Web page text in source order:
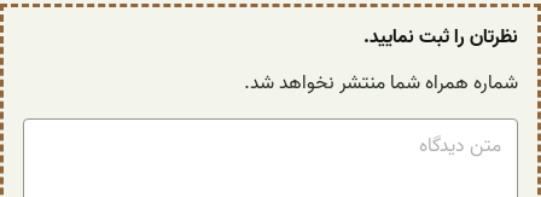
نظرتان را ثبت نمایید.
شماره همراه شما منتشر نخواهد شد.